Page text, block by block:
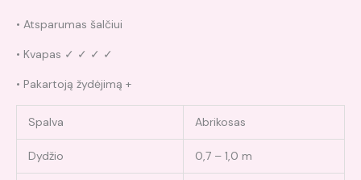
• Atsparumas šalčiui
• Kvapas ✓ ✓ ✓ ✓
• Pakartoją žydėjimą +
Spalva Abrikosas
Dydžio 0,7 – 1,0 m